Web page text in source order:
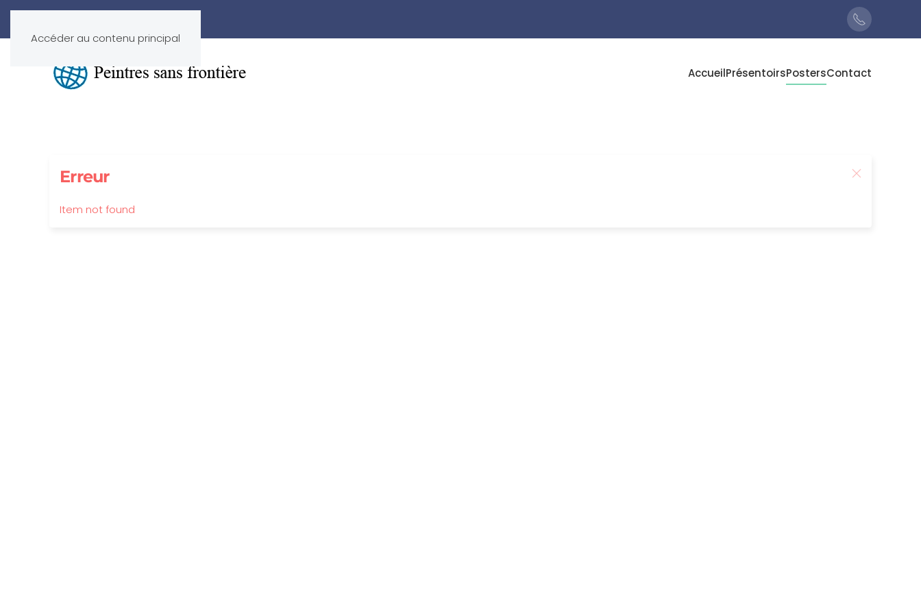
Accéder au contenu principal
AccueilPrésentoirsPostersContact
Erreur
Item not found